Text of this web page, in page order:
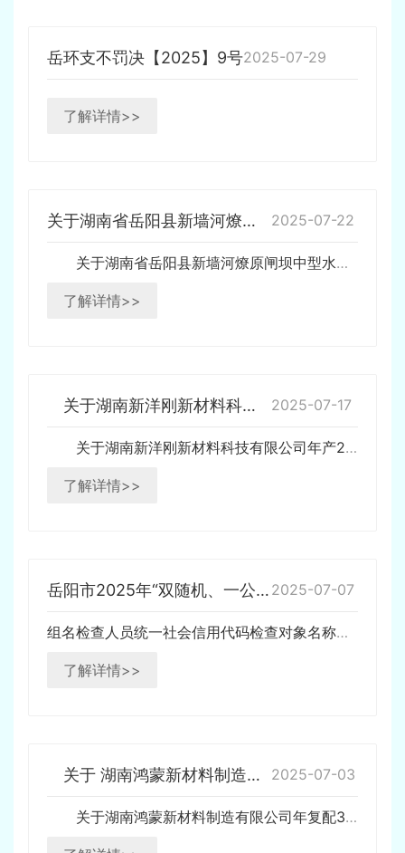
岳环支不罚决【2025】9号2025-07-29
了解详情>>
关于湖南省岳阳县新墙河燎原闸坝中型水闸建设工程环境影响报告书的审批决定公示 2025-07-22
关于湖南省岳阳县新墙河燎原闸坝中型水闸建设工程 环境影响报告书的审批决定公示 根据建设项目环境影响评价审批程序的有关规定，经审查，2025年7月22日对湖南省岳阳县新墙河燎原闸坝中型水闸建设工程环境影响报告书作出审批决定，现将作出的审批决定予以公示。行政复议与行政诉讼权利…
了解详情>>
关于湖南新洋刚新材料科技有限公司年产250000台套钻具、钎杆等机械零部件项目变更环境影响报告书的审批决定公示 2025-07-17
关于湖南新洋刚新材料科技有限公司年产250000台套钻具、钎杆等机械零部件项目变更 环境影响报告书的审批决定公示 根据建设项目环境影响评价审批程序的有关规定，经审查，2025年7月17日对湖南新洋刚新材料科技有限公司年产250000台套钻具、钎杆等机械零部件项目变更环境影…
了解详情>>
岳阳市2025年“双随机、一公开”第三季度污染源随机抽查 2025-07-07
组名检查人员统一社会信用代码检查对象名称经营场所/住所1组胡复兴徐志91430681663956783R汨罗市华鑫新材料有限公司汨罗市1组914306006940231000岳阳中力新材料有限公司君山区工业园1组91430681MA4RU9LT8P湖南炯铜科技有限公司汨罗市2组丁…
了解详情>>
关于 湖南鸿蒙新材料制造有限公司年复配3500吨生物酶制剂及1500吨酶制品助剂应用项目环境影响报告书的审批决定公示 2025-07-03
关于湖南鸿蒙新材料制造有限公司年复配3500吨生物酶制剂及1500吨酶制品助剂应用项目 环境影响报告书的审批决定公示 根据建设项目环境影响评价审批程序的有关规定，经审查，2025年7月3日对湖南鸿蒙新材料制造有限公司年复配3500吨生物酶制剂及1500吨酶制品助剂应用项目…